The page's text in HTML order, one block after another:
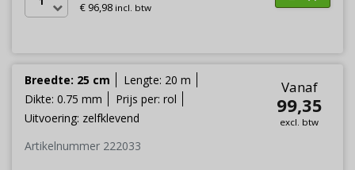
€ 96,98 incl. btw
Breedte: 25 cm
Lengte: 20 m
Dikte: 0.75 mm
Prijs per: rol
Uitvoering: zelfklevend
Vanaf
99,35
excl. btw
Artikelnummer 222033